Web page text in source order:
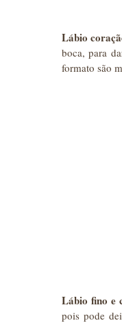
Lábio
boca, para
formato são
Lábio fino e
pois pode